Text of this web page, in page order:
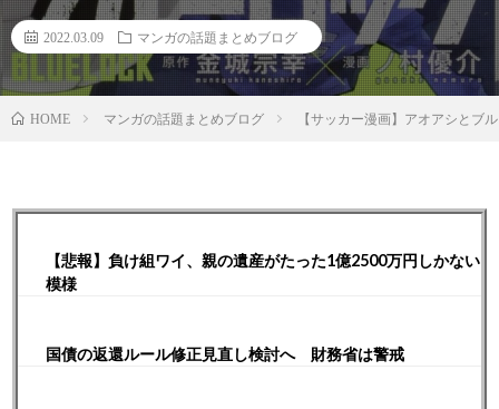
2022.03.09 マンガの話題まとめブログ
HOME マンガの話題まとめブログ 【サッカー漫画】アオアシとブ
【悲報】負け組ワイ、親の遺産がたった1億2500万円しかない
模様
国債の返還ルール修正見直し検討へ 財務省は警戒